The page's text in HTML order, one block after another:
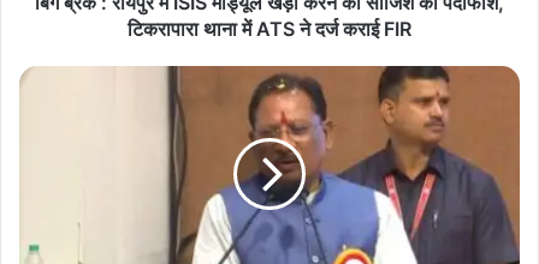
पर्दाफाश,
कराई
टिकरापारा थाना में ATS ने दर्ज कराई FIR
बड़ी
अब